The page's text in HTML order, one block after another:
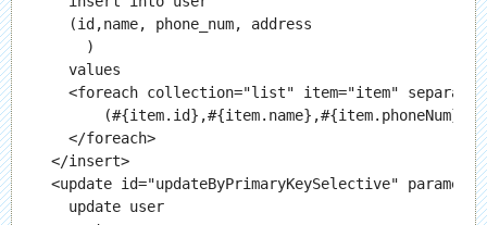
    (id,name, phone_num, address
      )
    values
<foreach collection="list" item="item"
    </foreach>
  </insert>
<update id="updateByPrimaryKeySelective"
    update user